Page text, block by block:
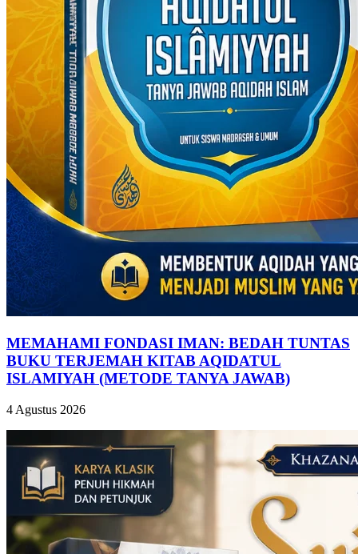
MEMAHAMI FONDASI IMAN: BEDAH TUNTAS
BUKU TERJEMAH KITAB AQIDATUL
ISLAMIYAH (METODE TANYA JAWAB)
4 Agustus 2026